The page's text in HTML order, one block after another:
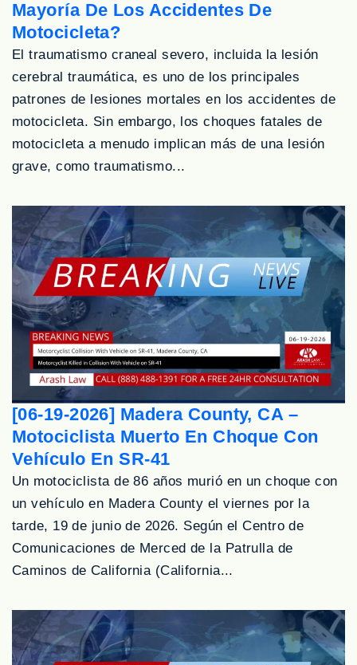
Mayoría De Los Accidentes De
Motocicleta?
El traumatismo craneal severo, incluida la lesión
cerebral traumática, es uno de los principales
patrones de lesiones mortales en los accidentes de
motocicleta. Sin embargo, los choques fatales de
motocicleta a menudo implican más de una lesión
grave, como traumatismo...
[06-19-2026] Madera County, CA –
Motociclista Muerto En Choque Con
Vehículo En SR-41
Un motociclista de 86 años murió en un choque con
un vehículo en Madera County el viernes por la
tarde, 19 de junio de 2026. Según el Centro de
Comunicaciones de Merced de la Patrulla de
Caminos de California (California...